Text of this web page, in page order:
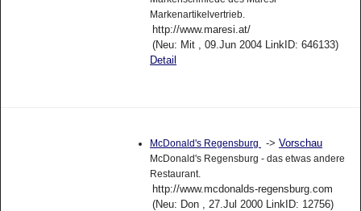
Markenartikelvertrieb.
http://www.maresi.at/
(Neu: Mit , 09.Jun 2004 LinkID: 646133)
Detail
McDonald's Regensburg -> Vorschau
McDonald's Regensburg - das etwas andere
Restaurant.
http://www.mcdonalds-regensburg.com
(Neu: Don , 27.Jul 2000 LinkID: 12756)